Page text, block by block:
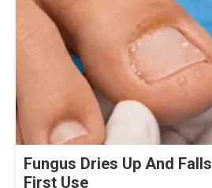
Fungus Dries Up And
First Use